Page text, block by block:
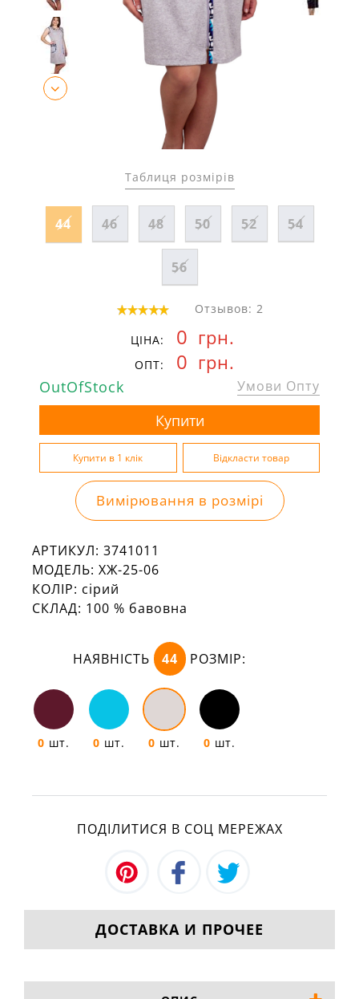
Таблиця розмірів
44 46 48 50 52 54
56
Отзывов: 2
ЦІНА: 0 грн.
ОПТ: 0 грн.
OutOfStock Умови Опту
Вимірювання в розмірі
АРТИКУЛ: 3741011
МОДЕЛЬ: ХЖ-25-06
КОЛІР: сірий
СКЛАД: 100 % бавовна
НАЯВНІСТЬ 44 РОЗМІР:
0 шт. 0 шт. 0 шт. 0 шт.
ПОДІЛИТИСЯ В СОЦ МЕРЕЖАХ
ДОСТАВКА И ПРОЧЕЕ